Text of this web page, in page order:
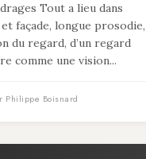
Tout a lieu dans
façade, longue prosodie,
du regard, d’un regard
comme une vision...
Philippe Boisnard